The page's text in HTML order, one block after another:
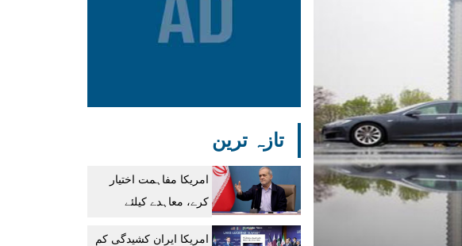
تازہ ترین
امریکا مفاہمت اختیار
کرے، معاہدے کیلئے
امریکا ایران کشیدگی کم